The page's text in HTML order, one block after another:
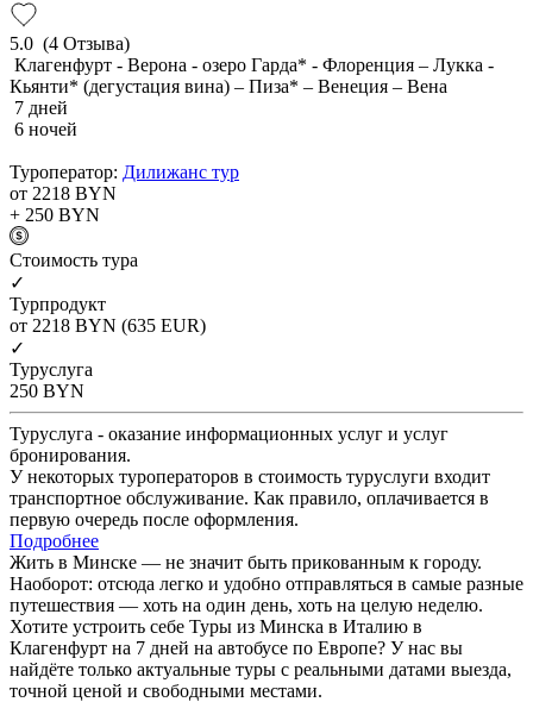
5.0 (4 Отзыва)
Клагенфурт - Верона - озеро Гарда* - Флоренция – Лукка -
Кьянти* (дегустация вина) – Пиза* – Венеция – Вена
7 дней
6 ночей
Туроператор: Дилижанс тур
от 2218 BYN
+ 250 BYN
Cтоимость тура
✓
Турпродукт
от 2218 BYN (635 EUR)
✓
Туруслуга
250 BYN
Туруслуга - оказание информационных услуг и услуг
бронирования.
У некоторых туроператоров в стоимость туруслуги входит
транспортное обслуживание. Как правило, оплачивается в
первую очередь после оформления.
Подробнее
Жить в Минске — не значит быть прикованным к городу.
Наоборот: отсюда легко и удобно отправляться в самые разные
путешествия — хоть на один день, хоть на целую неделю.
Хотите устроить себе Туры из Минска в Италию в
Клагенфурт на 7 дней на автобусе по Европе? У нас вы
найдёте только актуальные туры с реальными датами выезда,
точной ценой и свободными местами.